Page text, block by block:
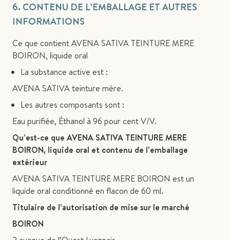
6. CONTENU DE L’EMBALLAGE ET AUTRES
INFORMATIONS
Ce que contient AVENA SATIVA TEINTURE MERE
BOIRON, liquide oral
La substance active est :
AVENA SATIVA teinture mère.
Les autres composants sont :
Eau purifiée, Éthanol à 96 pour cent V/V.
Qu’est-ce que AVENA SATIVA TEINTURE MERE
BOIRON, liquide oral et contenu de l’emballage
extérieur
AVENA SATIVA TEINTURE MERE BOIRON est un
liquide oral conditionné en flacon de 60 ml.
Titulaire de l’autorisation de mise sur le marché
BOIRON